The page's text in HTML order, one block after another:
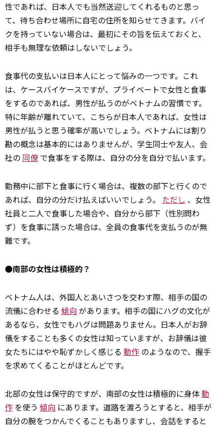
性であれば、日本人でも当然送迎してくれるものと思っ
て、待ち合わせ場所に自宅の住所を知らせてきます。バイ
クを持っていない場合は、 最初にその旨を伝えておくと、
相手も無理な依頼はしないでしょう。
食事代の支払いは日本人にとって悩みの一つです。これ
は、ケースバイケースですが、プライベートで女性と食事
をするのであれば、男性が払うのがベトナムの習慣です。
特に年齢が離れていて、こちらが日本人であれば、女性は
男性が払うと思う確率が高いでしょう。ベトナムには割り
勘の概念は基本的にはありませんが、学生同士や友人、会
社の 同僚 で食事をする際は、自分の分を自分で払います。
勤務中に部下と食事に行く場合は、複数の部下と行くので
あれば、自分の分だけ払えばいいでしょう。 ただし 、女性
社員と二人で食事した場合や、自分から部下（性別問わ
ず）を食事に誘った場合は、全員の食事代を支払うのが無
難です。
●南部の女性は積極的？
ベトナム人は、外国人とあいさつを交わす際、相手の国の
流儀に合わせる 傾向 があります。相手の国にハグの文化が
あるなら、女性でもハグは問題ありません。日本人がお辞
儀をすることも多くの女性は知っていますが、お辞儀は彼
女たちにはやや恥ずかしく感じる 動作 のようなので、握手
を求めてくることがほとんどです。
北部の女性は保守的ですが、南部の女性は積極的に身体動
作 を使う 傾向 にあります。道路を渡ろうとすると、相手が
自分の腕をつかんでくることもありますし、会話をすると